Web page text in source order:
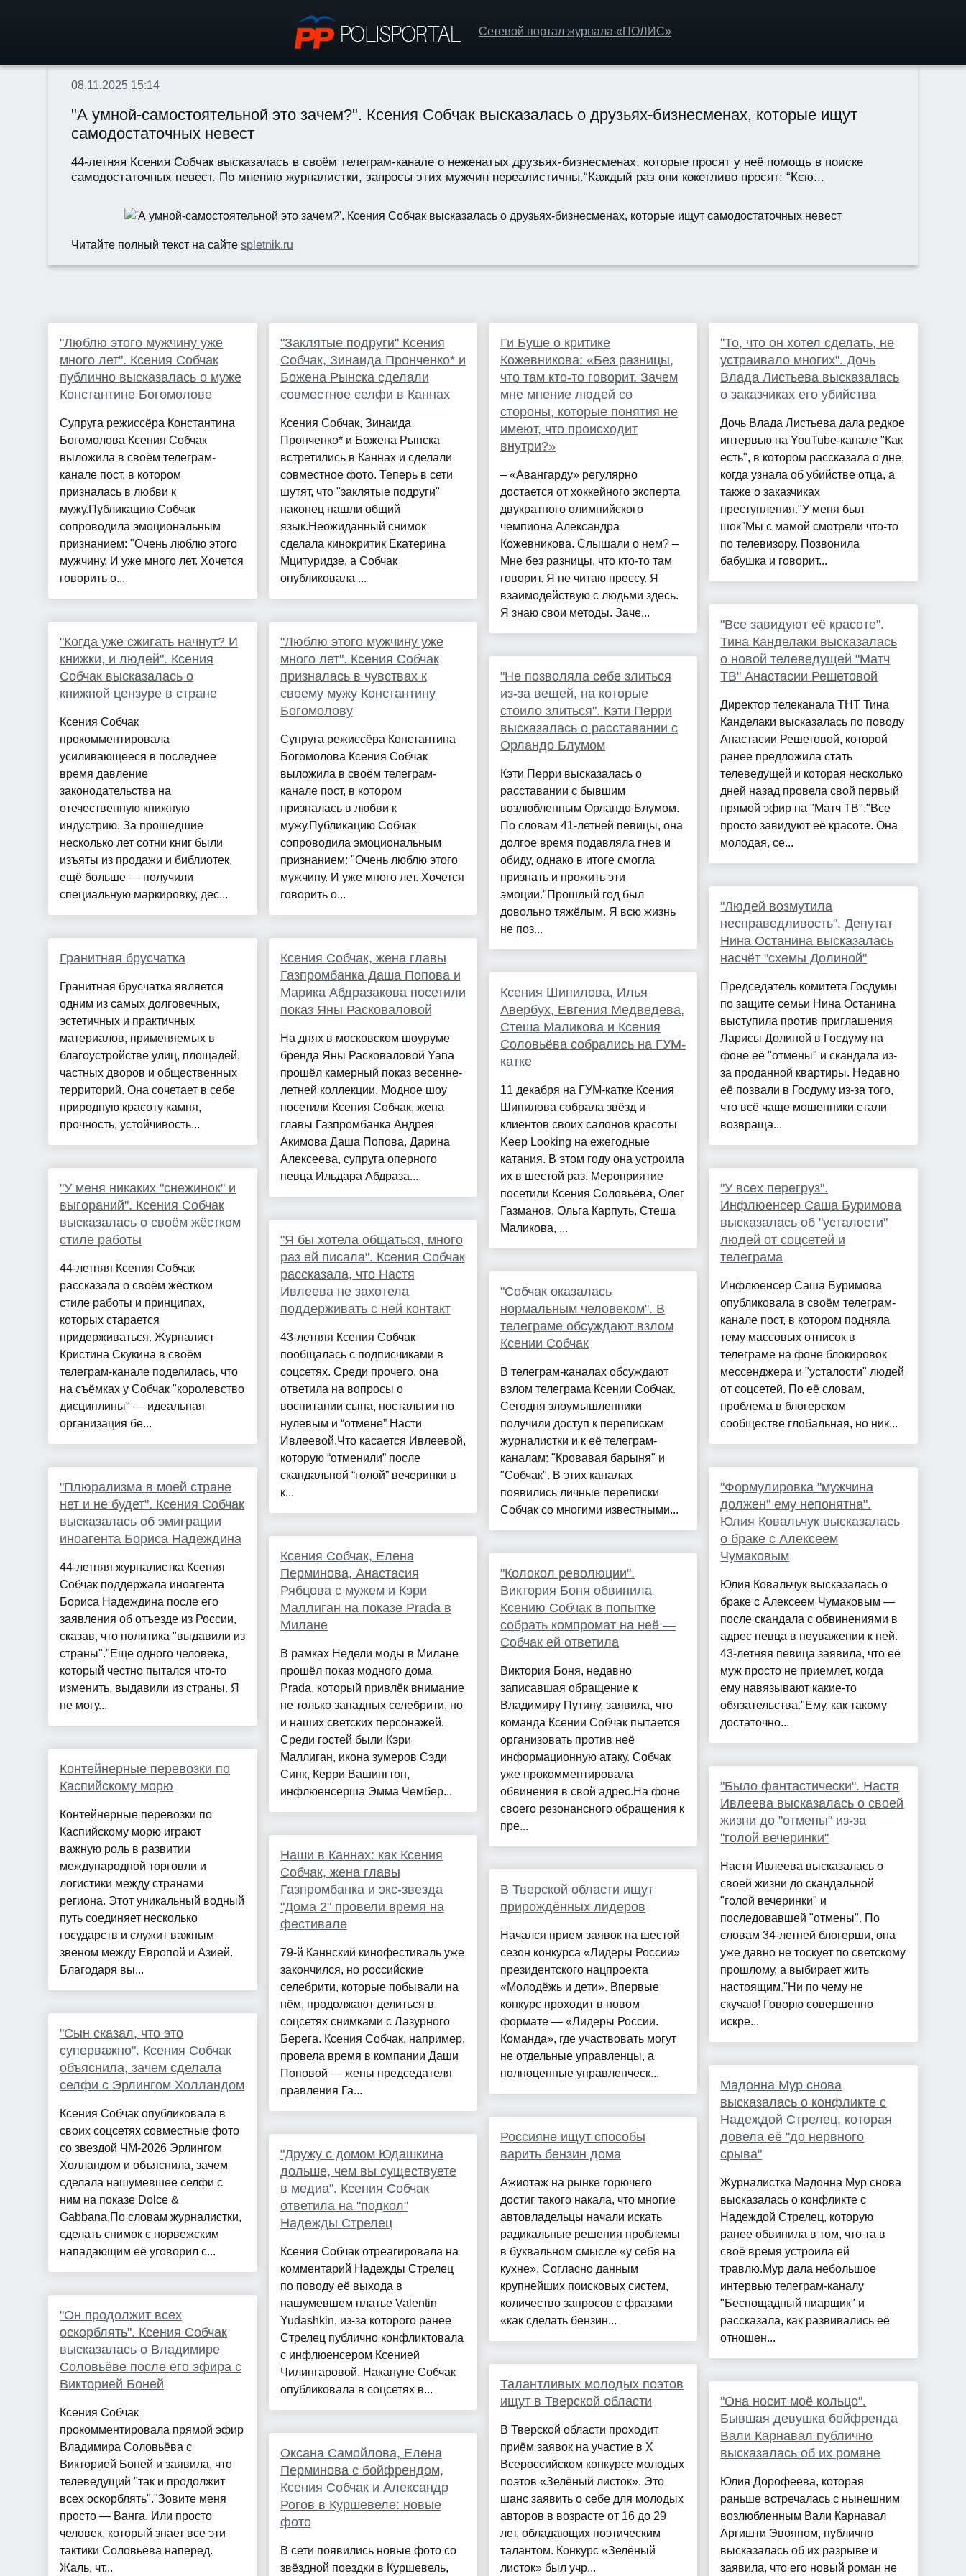
Сетевой портал журнала «ПОЛИС»
08.11.2025 15:14
"А умной-самостоятельной это зачем?". Ксения Собчак высказалась о друзьях-бизнесменах, которые ищут
самодостаточных невест
44-летняя Ксения Собчак высказалась в своём телеграм-канале о неженатых друзьях-бизнесменах, которые просят у неё помощь в поиске
самодостаточных невест. По мнению журналистки, запросы этих мужчин нереалистичны.“Каждый раз они кокетливо просят: “Ксю...
Читайте полный текст на сайтеspletnik.ru
"Люблю этого мужчину уже
много лет". Ксения Собчак
публично высказалась о муже
Константине Богомолове
Супруга режиссёра Константина
Богомолова Ксения Собчак
выложила в своём телеграм-
канале пост, в котором
призналась в любви к
мужу.Публикацию Собчак
сопроводила эмоциональным
признанием: "Очень люблю этого
мужчину. И уже много лет. Хочется
говорить о...
"Когда уже сжигать начнут? И
книжки, и людей". Ксения
Собчак высказалась о
книжной цензуре в стране
Ксения Собчак
прокомментировала
усиливающееся в последнее
время давление
законодательства на
отечественную книжную
индустрию. За прошедшие
несколько лет сотни книг были
изъяты из продажи и библиотек,
ещё больше — получили
специальную маркировку, дес...
Гранитная брусчатка
Гранитная брусчатка является
одним из самых долговечных,
эстетичных и практичных
материалов, применяемых в
благоустройстве улиц, площадей,
частных дворов и общественных
территорий. Она сочетает в себе
природную красоту камня,
прочность, устойчивость...
"У меня никаких "снежинок" и
выгораний". Ксения Собчак
высказалась о своём жёстком
стиле работы
44-летняя Ксения Собчак
рассказала о своём жёстком
стиле работы и принципах,
которых старается
придерживаться. Журналист
Кристина Скукина в своём
телеграм-канале поделилась, что
на съёмках у Собчак "королевство
дисциплины" — идеальная
организация бе...
"Плюрализма в моей стране
нет и не будет". Ксения Собчак
высказалась об эмиграции
иноагента Бориса Надеждина
44-летняя журналистка Ксения
Собчак поддержала иноагента
Бориса Надеждина после его
заявления об отъезде из России,
сказав, что политика "выдавили из
страны"."Еще одного человека,
который честно пытался что-то
изменить, выдавили из страны. Я
не могу...
Контейнерные перевозки по
Каспийскому морю
Контейнерные перевозки по
Каспийскому морю играют
важную роль в развитии
международной торговли и
логистики между странами
региона. Этот уникальный водный
путь соединяет несколько
государств и служит важным
звеном между Европой и Азией.
Благодаря вы...
"Сын сказал, что это
суперважно". Ксения Собчак
объяснила, зачем сделала
селфи с Эрлингом Холландом
Ксения Собчак опубликовала в
своих соцсетях совместные фото
со звездой ЧМ-2026 Эрлингом
Холландом и объяснила, зачем
сделала нашумевшее селфи с
ним на показе Dolce &
Gabbana.По словам журналистки,
сделать снимок с норвежским
нападающим её уговорил с...
"Он продолжит всех
оскорблять". Ксения Собчак
высказалась о Владимире
Соловьёве после его эфира с
Викторией Боней
Ксения Собчак
прокомментировала прямой эфир
Владимира Соловьёва с
Викторией Боней и заявила, что
телеведущий "так и продолжит
всех оскорблять"."Зовите меня
просто — Ванга. Или просто
человек, который знает все эти
тактики Соловьёва наперед.
Жаль, чт...
"Заклятые подруги" Ксения
Собчак, Зинаида Пронченко* и
Божена Рынска сделали
совместное селфи в Каннах
Ксения Собчак, Зинаида
Пронченко* и Божена Рынска
встретились в Каннах и сделали
совместное фото. Теперь в сети
шутят, что "заклятые подруги"
наконец нашли общий
язык.Неожиданный снимок
сделала кинокритик Екатерина
Мцитуридзе, а Собчак
опубликовала ...
"Люблю этого мужчину уже
много лет". Ксения Собчак
призналась в чувствах к
своему мужу Константину
Богомолову
Супруга режиссёра Константина
Богомолова Ксения Собчак
выложила в своём телеграм-
канале пост, в котором
призналась в любви к
мужу.Публикацию Собчак
сопроводила эмоциональным
признанием: "Очень люблю этого
мужчину. И уже много лет. Хочется
говорить о...
Ксения Собчак, жена главы
Газпромбанка Даша Попова и
Марика Абдразакова посетили
показ Яны Расковаловой
На днях в московском шоуруме
бренда Яны Расковаловой Yana
прошёл камерный показ весенне-
летней коллекции. Модное шоу
посетили Ксения Собчак, жена
главы Газпромбанка Андрея
Акимова Даша Попова, Дарина
Алексеева, супруга оперного
певца Ильдара Абдраза...
"Я бы хотела общаться, много
раз ей писала". Ксения Собчак
рассказала, что Настя
Ивлеева не захотела
поддерживать с ней контакт
43-летняя Ксения Собчак
пообщалась с подписчиками в
соцсетях. Среди прочего, она
ответила на вопросы о
воспитании сына, ностальгии по
нулевым и “отмене” Насти
Ивлеевой.Что касается Ивлеевой,
которую “отменили” после
скандальной “голой” вечеринки в
к...
Ксения Собчак, Елена
Перминова, Анастасия
Рябцова с мужем и Кэри
Маллиган на показе Prada в
Милане
В рамках Недели моды в Милане
прошёл показ модного дома
Prada, который привлёк внимание
не только западных селебрити, но
и наших светских персонажей.
Среди гостей были Кэри
Маллиган, икона зумеров Сэди
Синк, Керри Вашингтон,
инфлюенсерша Эмма Чембер...
Наши в Каннах: как Ксения
Собчак, жена главы
Газпромбанка и экс-звезда
"Дома 2" провели время на
фестивале
79-й Каннский кинофестиваль уже
закончился, но российские
селебрити, которые побывали на
нём, продолжают делиться в
соцсетях снимками с Лазурного
Берега. Ксения Собчак, например,
провела время в компании Даши
Поповой — жены председателя
правления Га...
"Дружу с домом Юдашкина
дольше, чем вы существуете
в медиа". Ксения Собчак
ответила на "подкол"
Надежды Стрелец
Ксения Собчак отреагировала на
комментарий Надежды Стрелец
по поводу её выхода в
нашумевшем платье Valentin
Yudashkin, из-за которого ранее
Стрелец публично конфликтовала
с инфлюенсером Ксенией
Чилингаровой. Накануне Собчак
опубликовала в соцсетях в...
Оксана Самойлова, Елена
Перминова с бойфрендом,
Ксения Собчак и Александр
Рогов в Куршевеле: новые
фото
В сети появились новые фото со
звёздной поездки в Куршевель,
Ги Буше о критике
Кожевникова: «Без разницы,
что там кто-то говорит. Зачем
мне мнение людей со
стороны, которые понятия не
имеют, что происходит
внутри?»
– «Авангарду» регулярно
достается от хоккейного эксперта
двукратного олимпийского
чемпиона Александра
Кожевникова. Слышали о нем? –
Мне без разницы, что кто-то там
говорит. Я не читаю прессу. Я
взаимодействую с людьми здесь.
Я знаю свои методы. Заче...
"Не позволяла себе злиться
из-за вещей, на которые
стоило злиться". Кэти Перри
высказалась о расставании с
Орландо Блумом
Кэти Перри высказалась о
расставании с бывшим
возлюбленным Орландо Блумом.
По словам 41-летней певицы, она
долгое время подавляла гнев и
обиду, однако в итоге смогла
признать и прожить эти
эмоции."Прошлый год был
довольно тяжёлым. Я всю жизнь
не поз...
Ксения Шипилова, Илья
Авербух, Евгения Медведева,
Стеша Маликова и Ксения
Соловьёва собрались на ГУМ-
катке
11 декабря на ГУМ-катке Ксения
Шипилова собрала звёзд и
клиентов своих салонов красоты
Keep Looking на ежегодные
катания. В этом году она устроила
их в шестой раз. Мероприятие
посетили Ксения Соловьёва, Олег
Газманов, Ольга Карпуть, Стеша
Маликова, ...
"Собчак оказалась
нормальным человеком". В
телеграме обсуждают взлом
Ксении Собчак
В телеграм-каналах обсуждают
взлом телеграма Ксении Собчак.
Сегодня злоумышленники
получили доступ к перепискам
журналистки и к её телеграм-
каналам: "Кровавая барыня" и
"Собчак". В этих каналах
появились личные переписки
Собчак со многими известными...
"Колокол революции".
Виктория Боня обвинила
Ксению Собчак в попытке
собрать компромат на неё —
Собчак ей ответила
Виктория Боня, недавно
записавшая обращение к
Владимиру Путину, заявила, что
команда Ксении Собчак пытается
организовать против неё
информационную атаку. Собчак
уже прокомментировала
обвинения в свой адрес.На фоне
своего резонансного обращения к
пре...
В Тверской области ищут
прирождённых лидеров
Начался прием заявок на шестой
сезон конкурса «Лидеры России»
президентского нацпроекта
«Молодёжь и дети». Впервые
конкурс проходит в новом
формате — «Лидеры России.
Команда», где участвовать могут
не отдельные управленцы, а
полноценные управленческ...
Россияне ищут способы
варить бензин дома
Ажиотаж на рынке горючего
достиг такого накала, что многие
автовладельцы начали искать
радикальные решения проблемы
в буквальном смысле «у себя на
кухне». Согласно данным
крупнейших поисковых систем,
количество запросов с фразами
«как сделать бензин...
Талантливых молодых поэтов
ищут в Тверской области
В Тверской области проходит
приём заявок на участие в Х
Всероссийском конкурсе молодых
поэтов «Зелёный листок». Это
шанс заявить о себе для молодых
авторов в возрасте от 16 до 29
лет, обладающих поэтическим
талантом. Конкурс «Зелёный
листок» был учр...
"То, что он хотел сделать, не
устраивало многих". Дочь
Влада Листьева высказалась
о заказчиках его убийства
Дочь Влада Листьева дала редкое
интервью на YouTube-канале "Как
есть", в котором рассказала о дне,
когда узнала об убийстве отца, а
также о заказчиках
преступления."У меня был
шок"Мы с мамой смотрели что-то
по телевизору. Позвонила
бабушка и говорит...
"Все завидуют её красоте".
Тина Канделаки высказалась
о новой телеведущей "Матч
ТВ" Анастасии Решетовой
Директор телеканала ТНТ Тина
Канделаки высказалась по поводу
Анастасии Решетовой, которой
ранее предложила стать
телеведущей и которая несколько
дней назад провела свой первый
прямой эфир на "Матч ТВ"."Все
просто завидуют её красоте. Она
молодая, се...
"Людей возмутила
несправедливость". Депутат
Нина Останина высказалась
насчёт "схемы Долиной"
Председатель комитета Госдумы
по защите семьи Нина Останина
выступила против приглашения
Ларисы Долиной в Госдуму на
фоне её "отмены" и скандала из-
за проданной квартиры. Недавно
её позвали в Госдуму из-за того,
что всё чаще мошенники стали
возвраща...
"У всех перегруз".
Инфлюенсер Саша Буримова
высказалась об "усталости"
людей от соцсетей и
телеграма
Инфлюенсер Саша Буримова
опубликовала в своём телеграм-
канале пост, в котором подняла
тему массовых отписок в
телеграме на фоне блокировок
мессенджера и "усталости" людей
от соцсетей. По её словам,
проблема в блогерском
сообществе глобальная, но ник...
"Формулировка "мужчина
должен" ему непонятна".
Юлия Ковальчук высказалась
о браке с Алексеем
Чумаковым
Юлия Ковальчук высказалась о
браке с Алексеем Чумаковым —
после скандала с обвинениями в
адрес певца в неуважении к ней.
43-летняя певица заявила, что её
муж просто не приемлет, когда
ему навязывают какие-то
обязательства."Ему, как такому
достаточно...
"Было фантастически". Настя
Ивлеева высказалась о своей
жизни до "отмены" из-за
"голой вечеринки"
Настя Ивлеева высказалась о
своей жизни до скандальной
"голой вечеринки" и
последовавшей "отмены". По
словам 34-летней блогерши, она
уже давно не тоскует по светскому
прошлому, а выбирает жить
настоящим."Ни по чему не
скучаю! Говорю совершенно
искре...
Мадонна Мур снова
высказалась о конфликте с
Надеждой Стрелец, которая
довела её "до нервного
срыва"
Журналистка Мадонна Мур снова
высказалась о конфликте с
Надеждой Стрелец, которую
ранее обвинила в том, что та в
своё время устроила ей
травлю.Мур дала небольшое
интервью телеграм-каналу
"Беспощадный пиарщик" и
рассказала, как развивались её
отношен...
"Она носит моё кольцо".
Бывшая девушка бойфренда
Вали Карнавал публично
высказалась об их романе
Юлия Дорофеева, которая
раньше встречалась с нынешним
возлюбленным Вали Карнавал
Аргишти Эвояном, публично
высказалась об их разрыве и
заявила, что его новый роман не